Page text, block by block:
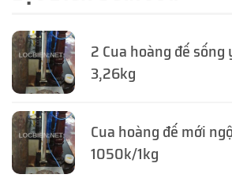
2 Cua hoàng đế
3,26kg
Cua hoàng đế mới
1050k/1kg